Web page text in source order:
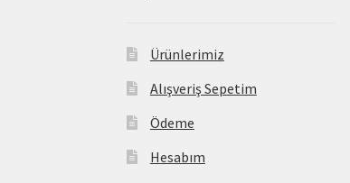
Ürünlerimiz
Alışveriş Sepetim
Ödeme
Hesabım